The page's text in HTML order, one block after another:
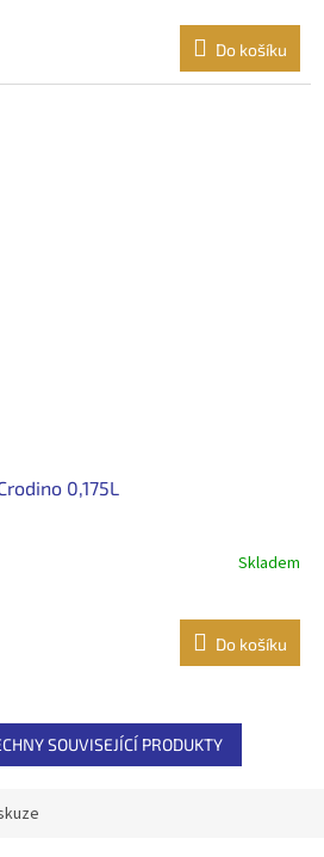
Do košíku
0,175L
Skladem
Do košíku
SOUVISEJÍCÍ PRODUKTY